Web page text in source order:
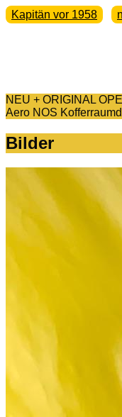
Kapitän vor 1958
NEU + ORIGINAL
Aero NOS
Bilder